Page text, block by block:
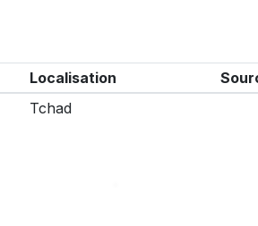
Localisation
Tchad